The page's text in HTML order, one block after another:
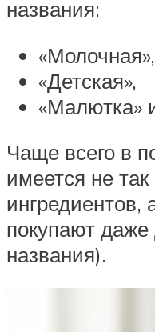
названия:
«Молочная»,
«Детская»,
«Малютка»
Чаще всего в
имеется не
ингредиентов,
покупают
названия).